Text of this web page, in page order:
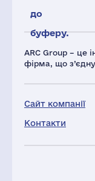
ARC Group – це
фірма, що
Сайт компанії
Контакти
до
буферу.